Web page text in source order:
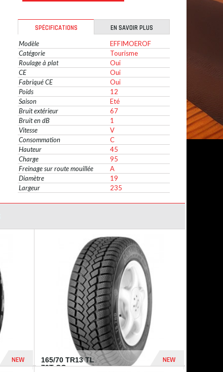
SPÉCIFICATIONS
EN SAVOIR PLUS
Modèle
EFFIMOEROF
Catégorie
Tourisme
Roulage à plat
Oui
CE
Oui
Fabriqué CE
Oui
Poids
12
Saison
Eté
Bruit extérieur
67
Bruit en dB
1
Vitesse
V
Consommation
C
Hauteur
45
Charge
95
Freinage sur route mouillée
A
Diamètre
19
Largeur
235
NEW
165/70 TR13 TL
79T CO...
NEW